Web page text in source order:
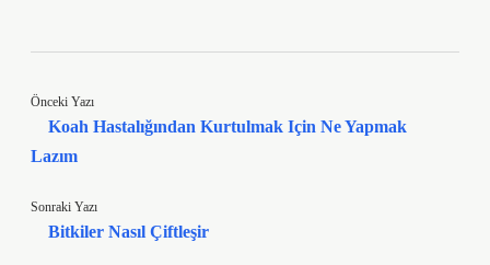
Önceki Yazı
Koah Hastalığından Kurtulmak Için Ne Yapmak
Lazım
Sonraki Yazı
Bitkiler Nasıl Çiftleşir